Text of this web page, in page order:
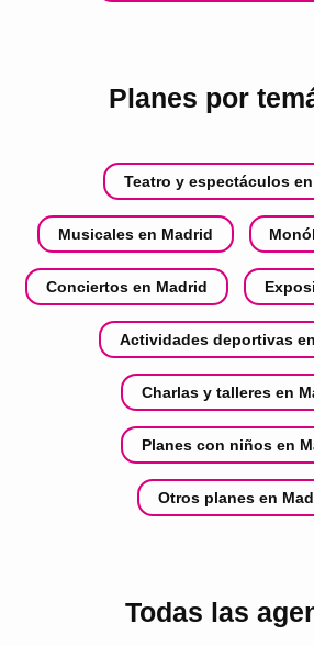
Planes por
Teatro y espectáculos
Musicales en Madrid
Conciertos en Madrid
Actividades deportivas
Charlas y talleres en
Planes con niños en
Otros planes en
Todas las